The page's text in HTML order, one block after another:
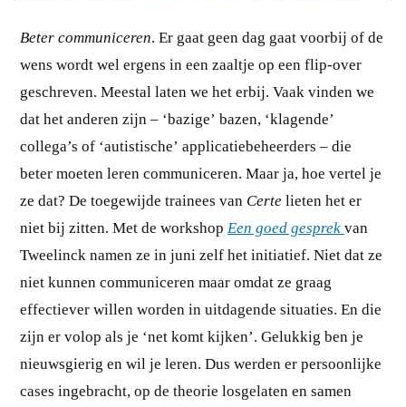
Beter communiceren. Er gaat geen dag gaat voorbij of de
wens wordt wel ergens in een zaaltje op een flip-over
geschreven. Meestal laten we het erbij. Vaak vinden we
dat het anderen zijn – ‘bazige’ bazen, ‘klagende’
collega’s of ‘autistische’ applicatiebeheerders – die
beter moeten leren communiceren. Maar ja, hoe vertel je
ze dat? De toegewijde trainees van Certelieten het er
niet bij zitten. Met de workshop Een goed gesprekvan
Tweelinck namen ze in juni zelf het initiatief. Niet dat ze
niet kunnen communiceren maar omdat ze graag
effectiever willen worden in uitdagende situaties. En die
zijn er volop als je ‘net komt kijken’. Gelukkig ben je
nieuwsgierig en wil je leren. Dus werden er persoonlijke
cases ingebracht, op de theorie losgelaten en samen